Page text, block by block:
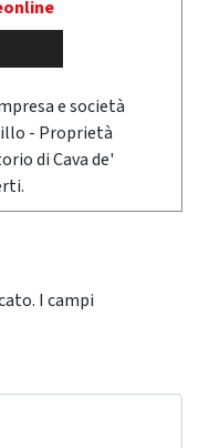
e società
- Proprietà
di Cava de'
I campi